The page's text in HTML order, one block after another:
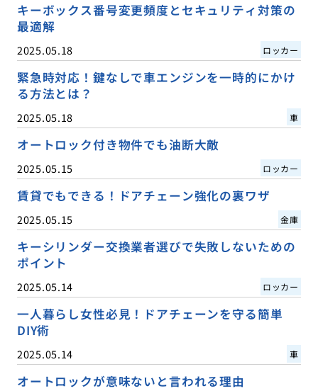
キーボックス番号変更頻度とセキュリティ対策の
最適解
2025.05.18 ロッカー
緊急時対応！鍵なしで車エンジンを一時的にかけ
る方法とは？
2025.05.18 車
オートロック付き物件でも油断大敵
2025.05.15 ロッカー
賃貸でもできる！ドアチェーン強化の裏ワザ
2025.05.15 金庫
キーシリンダー交換業者選びで失敗しないための
ポイント
2025.05.14 ロッカー
一人暮らし女性必見！ドアチェーンを守る簡単
DIY術
2025.05.14 車
オートロックが意味ないと言われる理由